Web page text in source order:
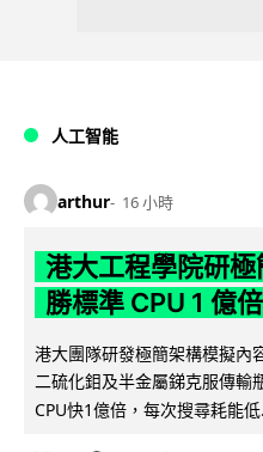
人工智能
arthur 16 小時
港大工程學院研
勝標準 CPU 1 億倍
港大團隊研發極簡架構模擬內
二硫化鉬及半金屬銻克服傳輸
CPU快1億倍，每次搜尋耗能